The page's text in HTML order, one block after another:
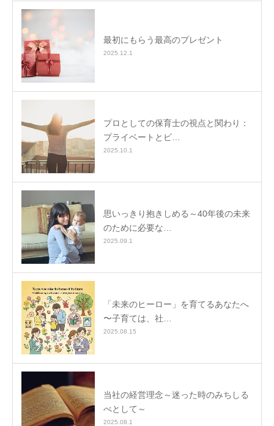
最初にもらう最高のプレゼント
2025.12.1
プロとしての保育士の視点と関わり：
プライベートとビ…
2025.10.1
思いっきり抱きしめる～40年後の未来
のために必要な…
2025.09.1
「未来のヒーロー」を育てるあなたへ
〜子育ては、社…
2025.08.15
当社の経営理念～迷った時のみちしる
べとして～
2025.08.1